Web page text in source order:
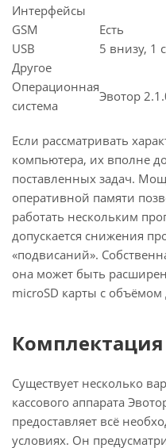
Интерфейсы
GSM
Есть
USB
5 внизу, 1
Другое
Операционная
система
Эвотор
Если рассматривать
компьютера, их вполне
поставленных задач.
оперативной памяти
работать нескольким
допускается снижения
«подвисаний».
она может быть
microSD карты с объёмом
Комплектация
Существует несколько
кассового аппарата
предоставляет всё
условиях. Он